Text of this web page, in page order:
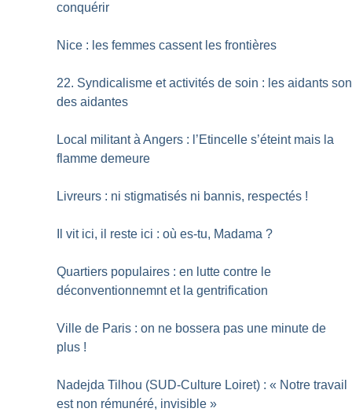
conquérir
Nice : les femmes cassent les frontières
22. Syndicalisme et activités de soin : les aidants
des aidantes
Local militant à Angers : l’Etincelle s’éteint mais la
flamme demeure
Livreurs : ni stigmatisés ni bannis, respectés !
Il vit ici, il reste ici : où es-tu, Madama ?
Quartiers populaires : en lutte contre le
déconventionnemnt et la gentrification
Ville de Paris : on ne bossera pas une minute de
plus !
Nadejda Tilhou (SUD-Culture Loiret) : « Notre travail
est non rémunéré, invisible »